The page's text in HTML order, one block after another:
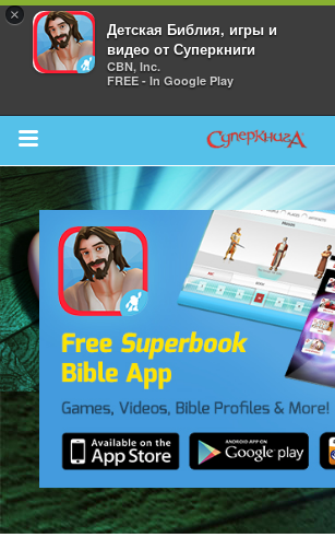
×
Детская Библия, игры и
видео от Суперкниги
CBN, Inc.
FREE - In Google Play
Return to Content
Bible App